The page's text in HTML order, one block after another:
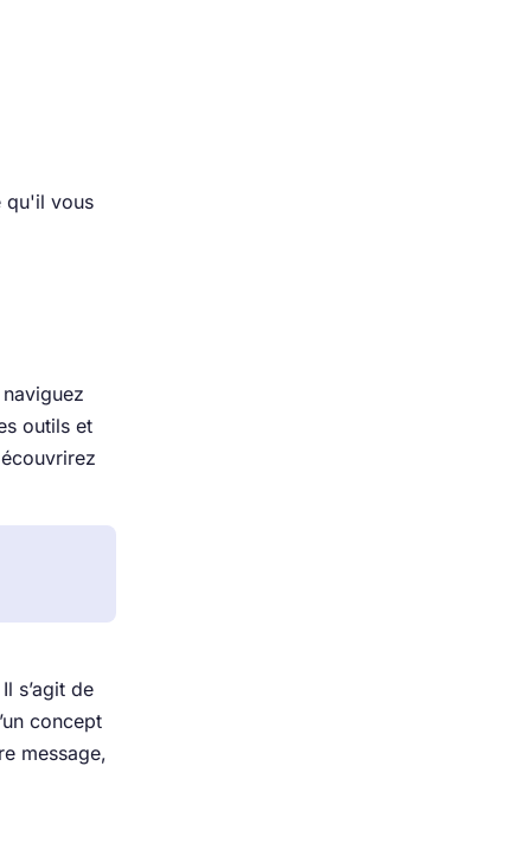
qu'il vous
outils et
s’agit de
concept
message,